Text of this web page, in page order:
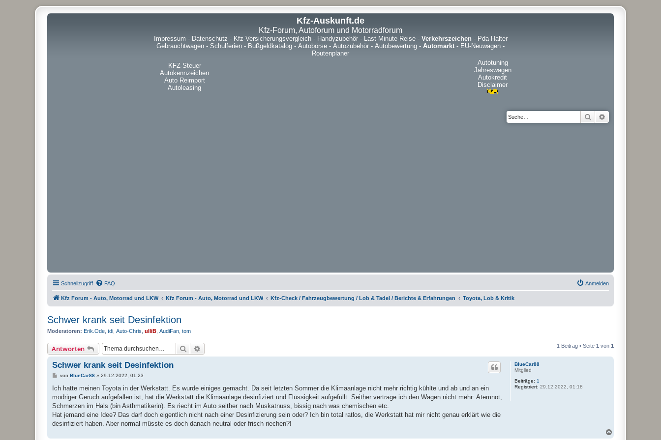
Kfz-Auskunft.de
Kfz-Forum, Autoforum und Motorradforum
Impressum - Datenschutz - Kfz-Versicherungsvergleich- Handyzubehör- Last-Minute-Reise- Verkehrszeichen- Pda-Halter
Gebrauchtwagen - Schulferien - Bußgeldkatalog - Autobörse - Autozubehör - Autobewertung - Automarkt - EU-Neuwagen -
Routenplaner
KFZ-Steuer
Autokennzeichen
Auto Reimport
Autoleasing
Autotuning
Jahreswagen
Autokredit
Disclaimer
Suche
Schnellzugriff FAQ Anmelden
Kfz Forum - Auto, Motorrad und LKW Kfz Forum - Auto, Motorrad und LKW Kfz-Check / Fahrzeugbewertung / Lob & Tadel / Berichte & Erfahrungen Toyota, Lob & Kritik
Schwer krank seit Desinfektion
Moderatoren: Erik.Ode tdi Auto-Chris ulliB AudiFan tom
Antworten Suche 1 Beitrag • Seite 1 von 1
BlueCar88
Mitglied
Beiträge: 1
Registriert: 29.12.2022, 01:18
Schwer krank seit Desinfektion
B
i
r
a
von BlueCar88» 29.12.2022, 01:23
Ich hatte meinen Toyota in der Werkstatt. Es wurde einiges gemacht. Da seit letzten Sommer die Klimaanlage nicht mehr richtig kühlte und ab und an ein
modriger Geruch aufgefallen ist, hat die Werkstatt die Klimaanlage desinfiziert und Flüssigkeit aufgefüllt. Seither vertrage ich den Wagen nicht mehr: Atemnot,
Schmerzen im Hals (bin Asthmatikerin). Es riecht im Auto seither nach Muskatnuss, bissig nach was chemischen etc.
Hat jemand eine Idee? Das darf doch eigentlich nicht nach einer Desinfizierung sein oder? Ich bin total ratlos, die Werkstatt hat mir nicht genau erklärt wie die
desinfiziert haben. Aber normal müsste es doch danach neutral oder frisch riechen?!